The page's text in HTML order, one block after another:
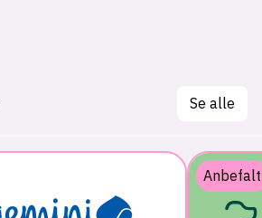
Se alle
Anbefalt